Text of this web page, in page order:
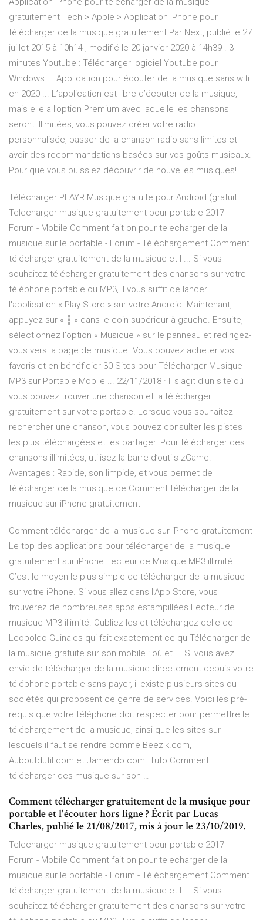
gratuitement Tech > Apple > Application iPhone pour
télécharger de la musique gratuitement Par Next, publié le 27
juillet 2015 à 10h14 , modifié le 20 janvier 2020 à 14h39 . 3
minutes Youtube : Télécharger logiciel Youtube pour
Windows ... Application pour écouter de la musique sans wifi
en 2020 ... L’application est libre d’écouter de la musique,
mais elle a l’option Premium avec laquelle les chansons
seront illimitées, vous pouvez créer votre radio
personnalisée, passer de la chanson radio sans limites et
avoir des recommandations basées sur vos goûts musicaux.
Pour que vous puissiez découvrir de nouvelles musiques!
Télécharger PLAYR Musique gratuite pour Android (gratuit ...
Telecharger musique gratuitement pour portable 2017 -
Forum - Mobile Comment fait on pour telecharger de la
musique sur le portable - Forum - Téléchargement Comment
télécharger gratuitement de la musique et l ... Si vous
souhaitez télécharger gratuitement des chansons sur votre
téléphone portable ou MP3, il vous suffit de lancer
l'application « Play Store » sur votre Android. Maintenant,
appuyez sur « ┇ » dans le coin supérieur à gauche. Ensuite,
sélectionnez l'option « Musique » sur le panneau et redirigez-
vous vers la page de musique. Vous pouvez acheter vos
favoris et en bénéficier 30 Sites pour Télécharger Musique
MP3 sur Portable Mobile ... 22/11/2018 · Il s'agit d'un site où
vous pouvez trouver une chanson et la télécharger
gratuitement sur votre portable. Lorsque vous souhaitez
rechercher une chanson, vous pouvez consulter les pistes
les plus téléchargées et les partager. Pour télécharger des
chansons illimitées, utilisez la barre d’outils zGame.
Avantages : Rapide, son limpide, et vous permet de
télécharger de la musique de Comment télécharger de la
musique sur iPhone gratuitement
Comment télécharger de la musique sur iPhone gratuitement
Le top des applications pour télécharger de la musique
gratuitement sur iPhone Lecteur de Musique MP3 illimité .
C’est le moyen le plus simple de télécharger de la musique
sur votre iPhone. Si vous allez dans l’App Store, vous
trouverez de nombreuses apps estampillées Lecteur de
musique MP3 illimité. Oubliez-les et téléchargez celle de
Leopoldo Guinales qui fait exactement ce qu Télécharger de
la musique gratuite sur son mobile : où et ... Si vous avez
envie de télécharger de la musique directement depuis votre
téléphone portable sans payer, il existe plusieurs sites ou
sociétés qui proposent ce genre de services. Voici les pré-
requis que votre téléphone doit respecter pour permettre le
téléchargement de la musique, ainsi que les sites sur
lesquels il faut se rendre comme Beezik.com,
Auboutdufil.com et Jamendo.com. Tuto Comment
télécharger des musique sur son …
Comment télécharger gratuitement de la musique pour
portable et l'écouter hors ligne ? Écrit par Lucas
Charles, publié le 21/08/2017, mis à jour le 23/10/2019.
Telecharger musique gratuitement pour portable 2017 -
Forum - Mobile Comment fait on pour telecharger de la
musique sur le portable - Forum - Téléchargement Comment
télécharger gratuitement de la musique et l ... Si vous
souhaitez télécharger gratuitement des chansons sur votre